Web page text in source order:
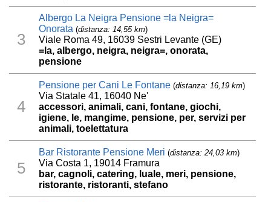
3
Albergo La Neigra Pensione =la Neigra=
Onorata (distanza: 14,55 km)
Viale Roma 49, 16039 Sestri Levante (GE)
=la, albergo, neigra, neigra=, onorata,
pensione
4
Pensione per Cani Le Fontane (distanza: 16,19 km)
Via Statale 41, 16040 Ne'
accessori, animali, cani, fontane, giochi,
igiene, le, mangime, pensione, per, servizi per
animali, toelettatura
5
Bar Ristorante Pensione Meri (distanza: 24,03 km)
Via Costa 1, 19014 Framura
bar, cagnoli, catering, luale, meri, pensione,
ristorante, ristoranti, stefano